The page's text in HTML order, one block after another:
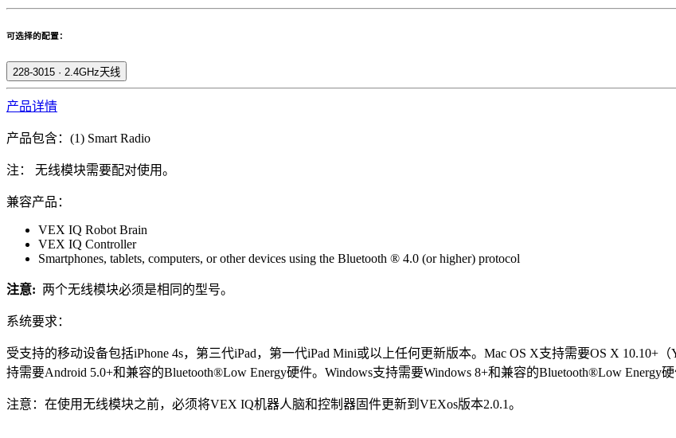
可选择的配置：
228-3015 · 2.4GHz天线
产品详情
产品包含：(1) Smart Radio
注： 无线模块需要配对使用。
兼容产品：
VEX IQ Robot Brain
VEX IQ Controller
Smartphones, tablets, computers, or other devices using the Bluetooth ® 4.0 (or higher) protocol
注意: 两个无线模块必须是相同的型号。
系统要求：
受支持的移动设备包括iPhone 4s，第三代iPad，第一代iPad Mini或以上任何更新版本。Mac OS X支持需要OS X 10.10+
持需要Android 5.0+和兼容的Bluetooth®Low Energy硬件。Windows支持需要Windows 8+和兼容的Bluetooth®Low Energy硬
注意：在使用无线模块之前，必须将VEX IQ机器人脑和控制器固件更新到VEXos版本2.0.1。